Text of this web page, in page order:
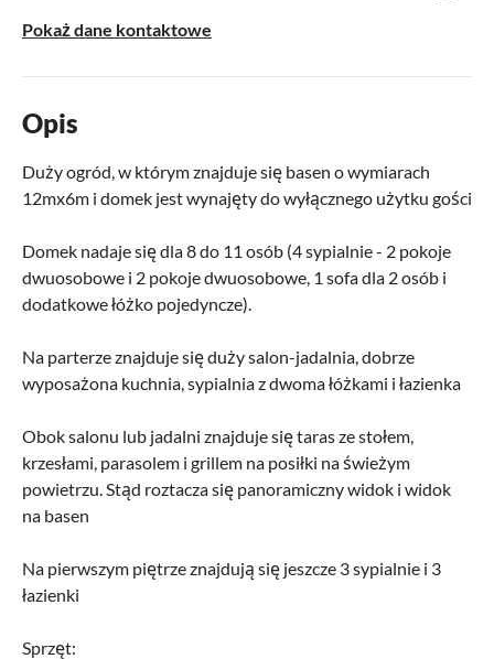
Pokaż dane kontaktowe
Opis
Duży ogród, w którym znajduje się basen o wymiarach
12mx6m i domek jest wynajęty do wyłącznego użytku gości
Domek nadaje się dla 8 do 11 osób (4 sypialnie - 2 pokoje
dwuosobowe i 2 pokoje dwuosobowe, 1 sofa dla 2 osób i
dodatkowe łóżko pojedyncze).
Na parterze znajduje się duży salon-jadalnia, dobrze
wyposażona kuchnia, sypialnia z dwoma łóżkami i łazienka
Obok salonu lub jadalni znajduje się taras ze stołem,
krzesłami, parasolem i grillem na posiłki na świeżym
powietrzu. Stąd roztacza się panoramiczny widok i widok
na basen
Na pierwszym piętrze znajdują się jeszcze 3 sypialnie i 3
łazienki
Sprzęt: